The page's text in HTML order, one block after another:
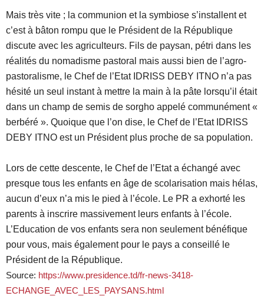
Mais très vite ; la communion et la symbiose s’installent et
c’est à bâton rompu que le Président de la République
discute avec les agriculteurs. Fils de paysan, pétri dans les
réalités du nomadisme pastoral mais aussi bien de l’agro-
pastoralisme, le Chef de l’Etat IDRISS DEBY ITNO n’a pas
hésité un seul instant à mettre la main à la pâte lorsqu’il était
dans un champ de semis de sorgho appelé communément «
berbéré ». Quoique que l’on dise, le Chef de l’Etat IDRISS
DEBY ITNO est un Président plus proche de sa population.
Lors de cette descente, le Chef de l’Etat a échangé avec
presque tous les enfants en âge de scolarisation mais hélas,
aucun d’eux n’a mis le pied à l’école. Le PR a exhorté les
parents à inscrire massivement leurs enfants à l’école.
L’Education de vos enfants sera non seulement bénéfique
pour vous, mais également pour le pays a conseillé le
Président de la République.
Source: https://www.presidence.td/fr-news-3418-
ECHANGE_AVEC_LES_PAYSANS.html